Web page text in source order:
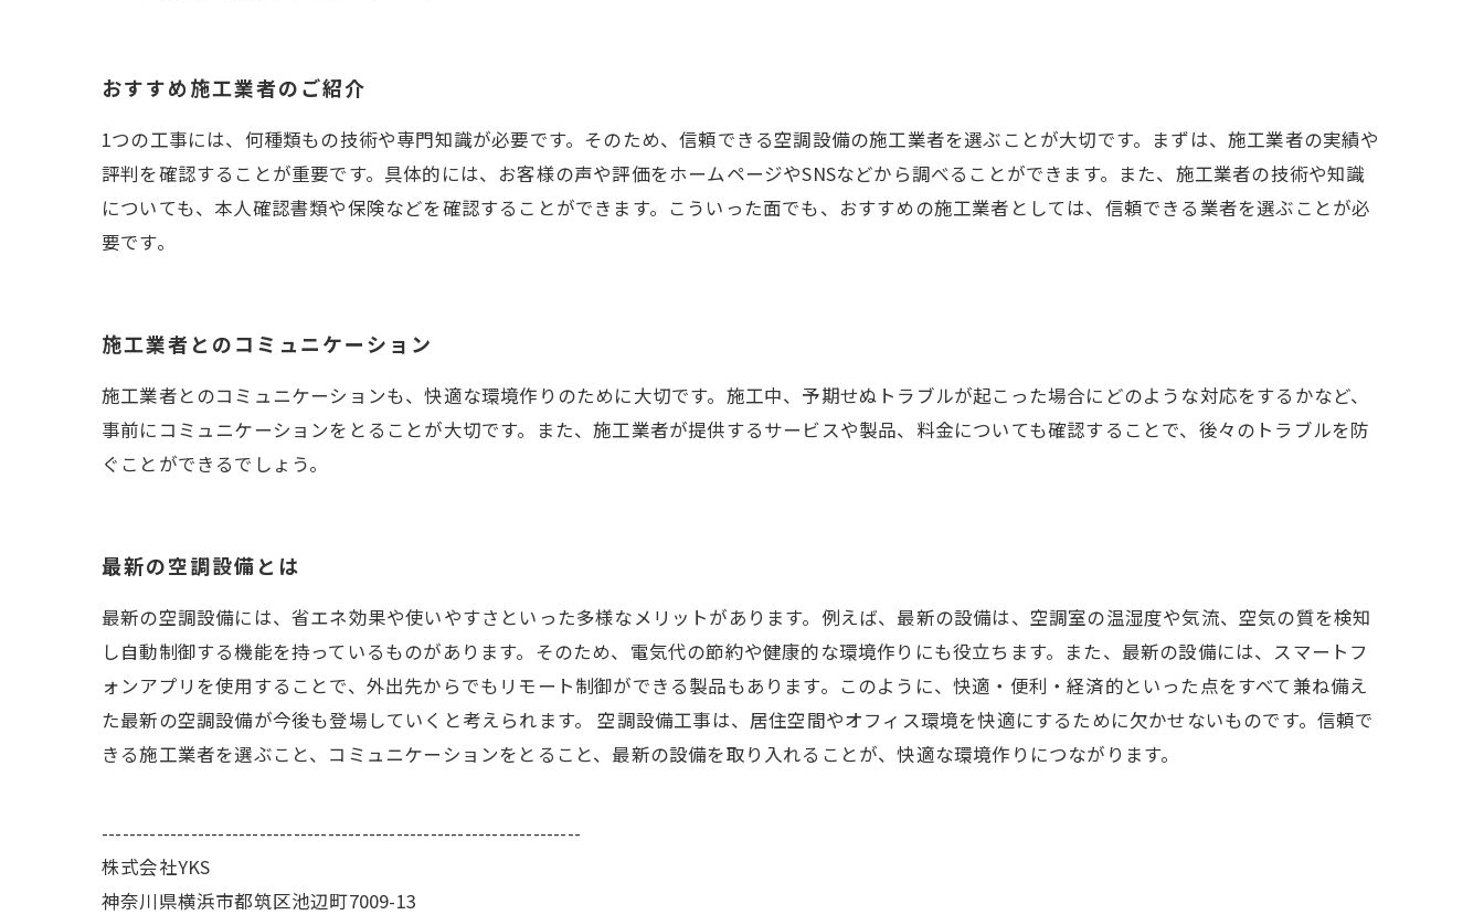
おすすめ施工業者のご紹介
1つの工事には、何種類もの技術や専門知識が必要です。そのため、信頼できる空調設備の施工業者を選ぶことが大切です。まずは、施工業者の実績や
評判を確認することが重要です。具体的には、お客様の声や評価をホームページやSNSなどから調べることができます。また、施工業者の技術や知識
についても、本人確認書類や保険などを確認することができます。こういった面でも、おすすめの施工業者としては、信頼できる業者を選ぶことが必
要です。
施工業者とのコミュニケーション
施工業者とのコミュニケーションも、快適な環境作りのために大切です。施工中、予期せぬトラブルが起こった場合にどのような対応をするかなど、
事前にコミュニケーションをとることが大切です。また、施工業者が提供するサービスや製品、料金についても確認することで、後々のトラブルを防
ぐことができるでしょう。
最新の空調設備とは
最新の空調設備には、省エネ効果や使いやすさといった多様なメリットがあります。例えば、最新の設備は、空調室の温湿度や気流、空気の質を検知
し自動制御する機能を持っているものがあります。そのため、電気代の節約や健康的な環境作りにも役立ちます。また、最新の設備には、スマートフ
ォンアプリを使用することで、外出先からでもリモート制御ができる製品もあります。このように、快適・便利・経済的といった点をすべて兼ね備え
た最新の空調設備が今後も登場していくと考えられます。 空調設備工事は、居住空間やオフィス環境を快適にするために欠かせないものです。信頼で
きる施工業者を選ぶこと、コミュニケーションをとること、最新の設備を取り入れることが、快適な環境作りにつながります。
----------------------------------------------------------------------
株式会社YKS
神奈川県横浜市都筑区池辺町7009-13